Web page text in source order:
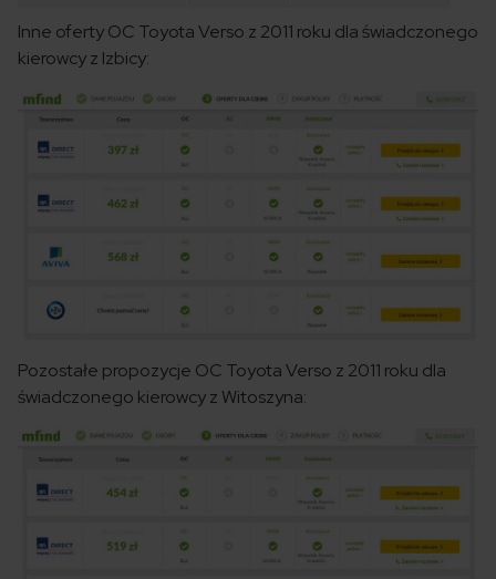
Inne oferty OC Toyota Verso z 2011 roku dla świadczonego
kierowcy z Izbicy:
Pozostałe propozycje OC Toyota Verso z 2011 roku dla
świadczonego kierowcy z Witoszyna: